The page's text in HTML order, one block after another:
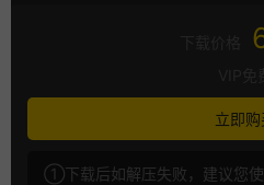
立即购
①下载后如解压失败，建议您